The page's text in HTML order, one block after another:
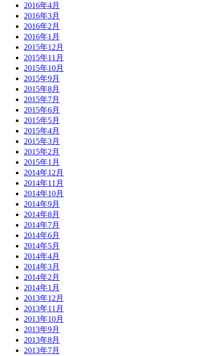
2016年4月
2016年3月
2016年2月
2016年1月
2015年12月
2015年11月
2015年10月
2015年9月
2015年8月
2015年7月
2015年6月
2015年5月
2015年4月
2015年3月
2015年2月
2015年1月
2014年12月
2014年11月
2014年10月
2014年9月
2014年8月
2014年7月
2014年6月
2014年5月
2014年4月
2014年3月
2014年2月
2014年1月
2013年12月
2013年11月
2013年10月
2013年9月
2013年8月
2013年7月